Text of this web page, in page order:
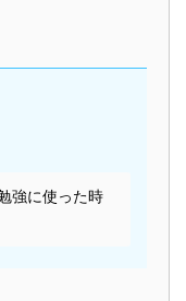
強に使った時